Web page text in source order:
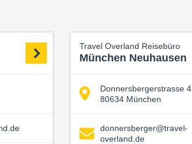
Travel Overland Reisebüro
München Neuhausen
Donnersbergerstrasse 4
80634 München
donnersberger@travel-
overland.de